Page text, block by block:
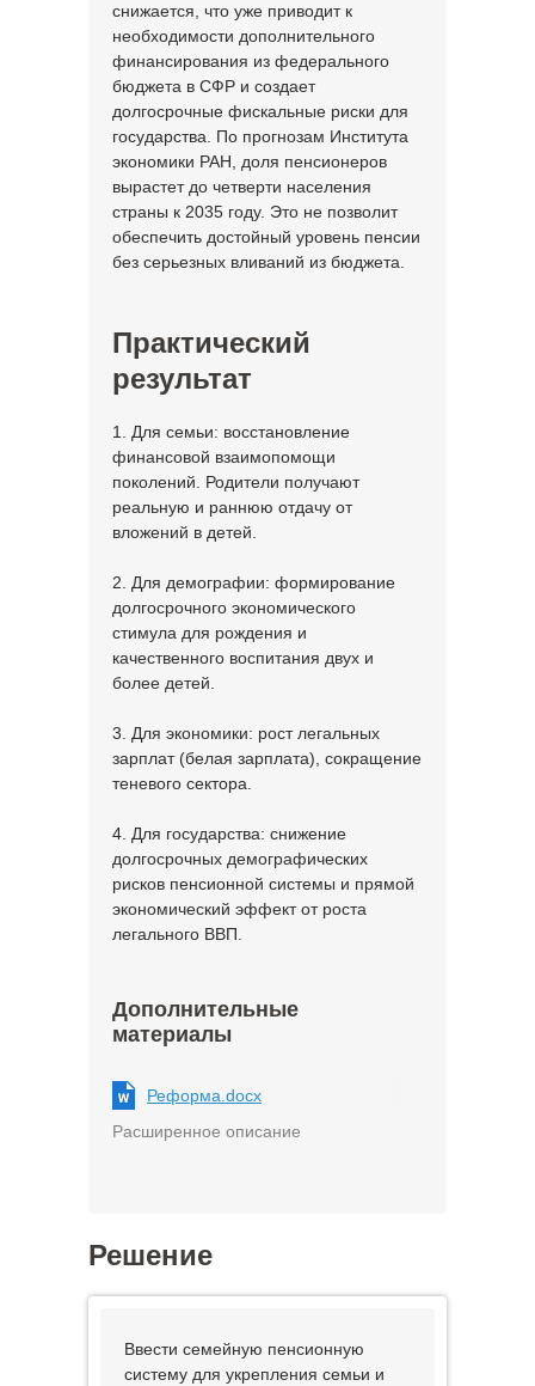
снижается, что уже приводит к
необходимости дополнительного
финансирования из федерального
бюджета в СФР и создает
долгосрочные фискальные риски для
государства. По прогнозам Института
экономики РАН, доля пенсионеров
вырастет до четверти населения
страны к 2035 году. Это не позволит
обеспечить достойный уровень пенсии
без серьезных вливаний из бюджета.
Практический
результат
1. Для семьи: восстановление
финансовой взаимопомощи
поколений. Родители получают
реальную и раннюю отдачу от
вложений в детей.
2. Для демографии: формирование
долгосрочного экономического
стимула для рождения и
качественного воспитания двух и
более детей.
3. Для экономики: рост легальных
зарплат (белая зарплата), сокращение
теневого сектора.
4. Для государства: снижение
долгосрочных демографических
рисков пенсионной системы и прямой
экономический эффект от роста
легального ВВП.
Дополнительные
материалы
Реформа.docx
Расширенное описание
Решение
Ввести семейную пенсионную
систему для укрепления семьи и